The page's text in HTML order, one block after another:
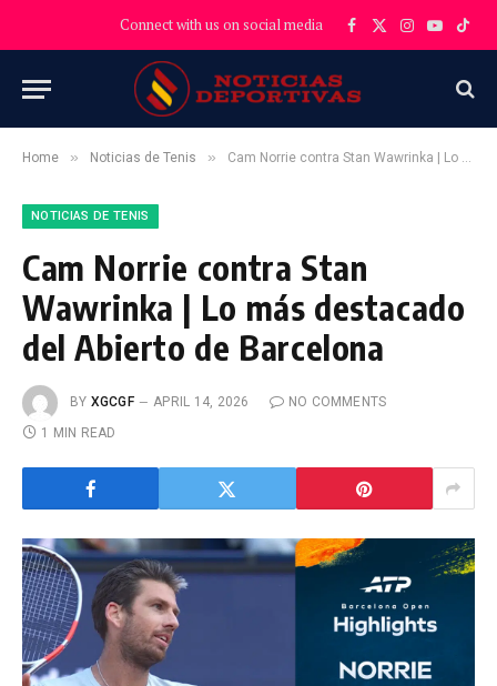
Connect with us on social media Facebook
X
Instagram
YouTube
Home » Noticias de Tenis » Cam Norrie contra Stan Wawrinka | Lo más destacado del Abierto de Barcelona
NOTICIAS DE TENIS
Cam Norrie contra Stan
Wawrinka | Lo más destacado
del Abierto de Barcelona
BY XGCGF APRIL 14, 2026
NO COMMENTS
1 MIN READ